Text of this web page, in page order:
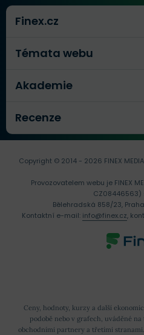
Finex.cz
Témata webu
Akademie
Recenze
Ceny, hodnoty, kurzy a další
podobě nebo v grafech, uváděné
obchodními partnery a třetími
Copyright © 2014 - 2026 FINEX
Provozovatelem webu je FINEX
Bělehradská 858/23,
Kontaktní e-mail: info@finex.cz,